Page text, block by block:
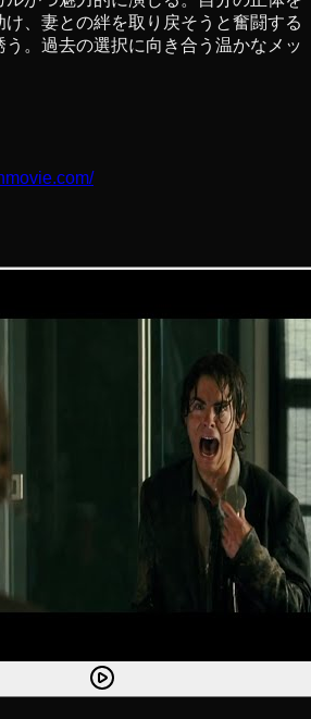
、妻との絆を取り戻そうと奮闘する
。過去の選択に向き合う温かなメッ